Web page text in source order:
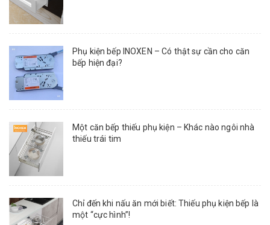
Phụ kiện bếp INOXEN – Có thật sự cần cho căn
bếp hiện đại?
Một căn bếp thiếu phụ kiện – Khác nào ngôi nhà
thiếu trái tim
Chỉ đến khi nấu ăn mới biết: Thiếu phụ kiện bếp là
một “cực hình”!